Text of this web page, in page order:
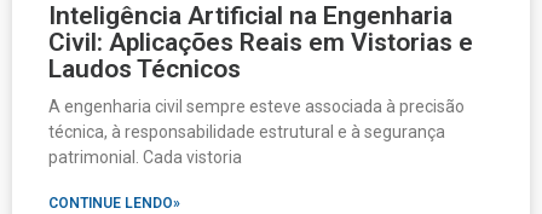
Inteligência Artificial na Engenharia
Civil: Aplicações Reais em Vistorias e
Laudos Técnicos
A engenharia civil sempre esteve associada à precisão
técnica, à responsabilidade estrutural e à segurança
patrimonial. Cada vistoria
CONTINUE LENDO»